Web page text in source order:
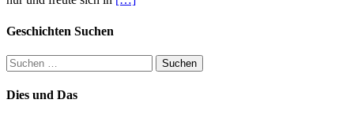
Geschichten Suchen
Suchen
nach:
Dies und Das